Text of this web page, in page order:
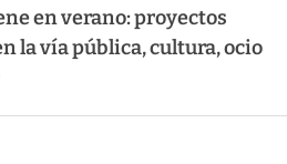
en verano: proyectos
la vía pública, cultura, ocio